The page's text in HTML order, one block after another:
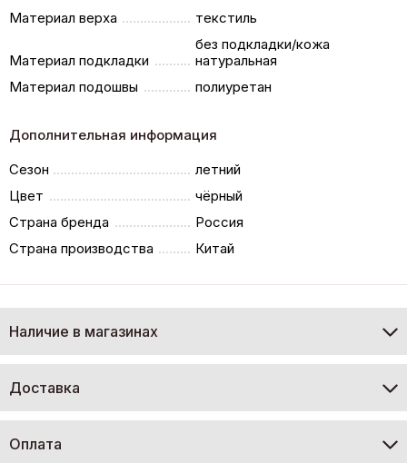
Материал верха
текстиль
Материал подкладки
без подкладки/кожа
натуральная
Материал подошвы
полиуретан
Дополнительная информация
Сезон
летний
Цвет
чёрный
Страна бренда
Россия
Страна производства
Китай
Наличие в магазинах
Доставка
Оплата